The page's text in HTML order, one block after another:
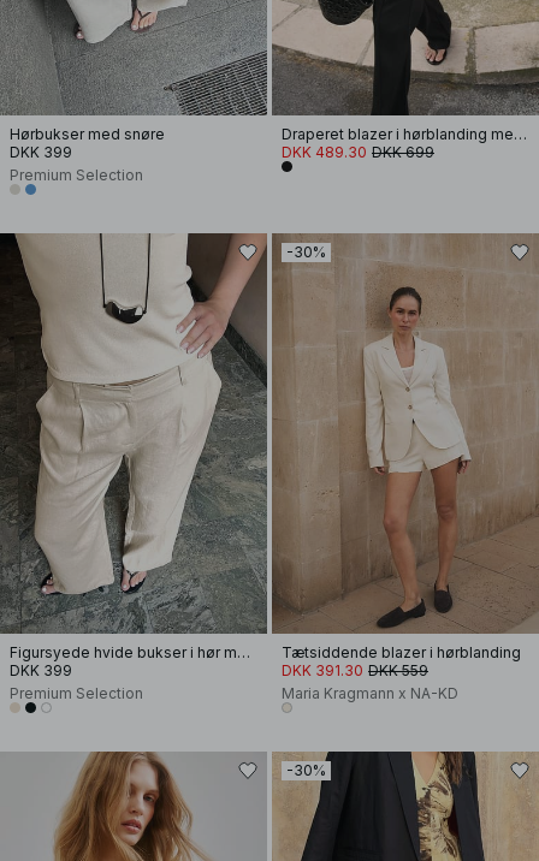
Hørbukser med snøre
DKK 399
Premium Selection
Draperet blazer i hørblanding med slag
DKK 489.30 DKK 699
Figursyede hvide bukser i hør med vide ben
DKK 399
Premium Selection
-30%
Tætsiddende blazer i hørblanding
DKK 391.30 DKK 559
Maria Kragmann x NA-KD
-30%